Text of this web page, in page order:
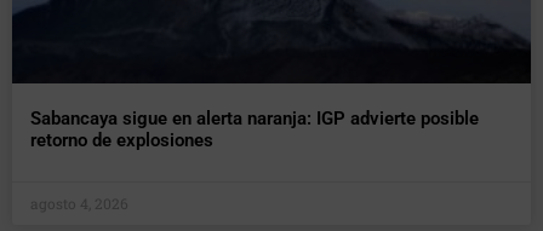
Sabancaya sigue en alerta naranja: IGP advierte posible
retorno de explosiones
agosto 4, 2026